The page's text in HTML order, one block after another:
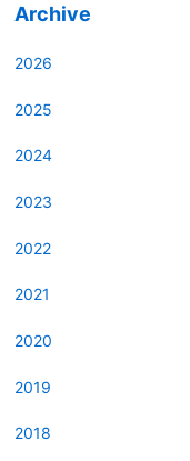
Archive
2026
2025
2024
2023
2022
2021
2020
2019
2018